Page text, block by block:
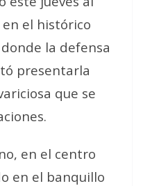
el histórico
la defensa
presentarla
que se
en el centro
en el banquillo